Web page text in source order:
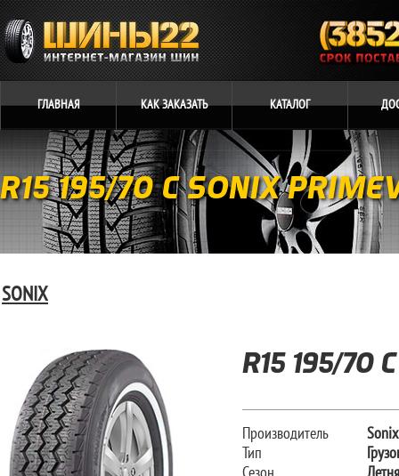
ГЛАВНАЯ КАКЗАКАЗАТЬ КАТАЛОГ
R15 195/70 C SONIX
SONIX
R15 195/70
Производитель
Sonix
Тип